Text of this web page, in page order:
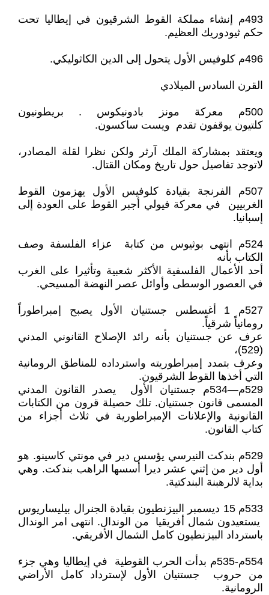
493م إنشاء مملكة القوط الشرقيون في إيطاليا تحت
حكم ثيودوريك العظيم.
496م كلوفيس الأول يتحول إلى الدين الكاثوليكي.
القرن السادس الميلادي
500م معركة مونز بادونيكوس . بريطونيون
كلتيون يوقفون تقدم ويست ساكسون.
ويعتقد بمشاركة الملك آرثر ولكن نظرا لقلة المصادر،
لاتوجد تفاصيل حول تاريخ ومكان القتال.
507م الفرنجة بقيادة كلوفيس الأول يهزمون القوط
الغربيين في معركة فيولي أجبر القوط على العودة إلى
إسبانيا.
524م انتهى بوثيوس من كتابة عزاء الفلسفة وصف
الكتاب بأنه
أحد الأعمال الفلسفية الأكثر شعبية وتأثيرا على الغرب
في العصور الوسطى وأوائل عصر النهضة المسيحي.
527م 1 أغسطس جستنيان الأول يصبح إمبراطوراً
رومانياً شرقياً.
عرف عن جستنيان بأنه رائد الإصلاح القانوني المدني
(529)،
وعرف بتمدد إمبراطوريته واسترداده للمناطق الرومانية
التي أخذها القوط الشرقيون.
529م—534م جستنيان الأول يصدر القانون المدني
المسمى قانون جستنيان. تلك حصيلة قرون من الكتابات
القانونية والإعلانات الإمبراطورية في ثلاث أجزاء من
كتاب القانون.
529م بندكت النيرسي يؤسس دير في مونتي كاسينو. هو
أول دير من إثني عشر ديرا أسسها الراهب بندكت. وهي
بداية لالرهبنة البندكتية.
533م 15 ديسمبر البيزنطيون بقيادة الجنرال بيليساريوس
يستعيدون شمال أفريقيا من الوندال. انتهى امر الوندال
باسترداد البيزنطيون كامل الشمال الأفريقي.
554م-535م بدأت الحرب القوطية في إيطاليا وهي جزء
من حروب جستنيان الأول لإسترداد كامل الأراضي
الرومانية.